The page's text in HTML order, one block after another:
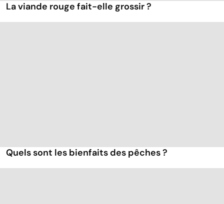
La viande rouge fait-elle grossir ?
Quels sont les bienfaits des pêches ?